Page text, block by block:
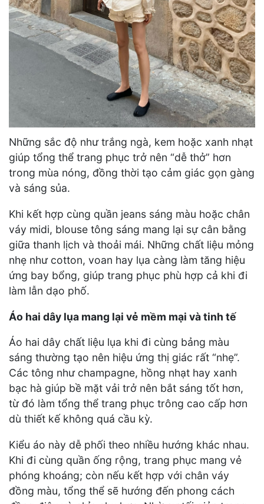
Những sắc độ như trắng ngà, kem hoặc xanh nhạt
giúp tổng thể trang phục trở nên “dễ thở” hơn
trong mùa nóng, đồng thời tạo cảm giác gọn gàng
và sáng sủa.
Khi kết hợp cùng quần jeans sáng màu hoặc chân
váy midi, blouse tông sáng mang lại sự cân bằng
giữa thanh lịch và thoải mái. Những chất liệu mỏng
nhẹ như cotton, voan hay lụa càng làm tăng hiệu
ứng bay bổng, giúp trang phục phù hợp cả khi đi
làm lẫn dạo phố.
Áo hai dây lụa mang lại vẻ mềm mại và tinh tế
Áo hai dây chất liệu lụa khi đi cùng bảng màu
sáng thường tạo nên hiệu ứng thị giác rất “nhẹ”.
Các tông như champagne, hồng nhạt hay xanh
bạc hà giúp bề mặt vải trở nên bắt sáng tốt hơn,
từ đó làm tổng thể trang phục trông cao cấp hơn
dù thiết kế không quá cầu kỳ.
Kiểu áo này dễ phối theo nhiều hướng khác nhau.
Khi đi cùng quần ống rộng, trang phục mang vẻ
phóng khoáng; còn nếu kết hợp với chân váy
đồng màu, tổng thể sẽ hướng đến phong cách